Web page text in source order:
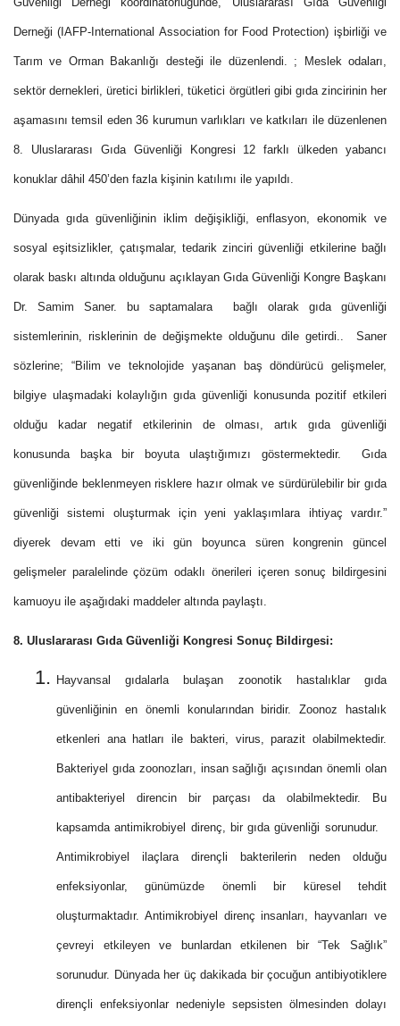
Derneği (IAFP-International Association for Food Protection) işbirliği ve
Tarım ve Orman Bakanlığı desteği ile düzenlendi. ; Meslek odaları,
sektör dernekleri, üretici birlikleri, tüketici örgütleri gibi gıda zincirinin her
aşamasını temsil eden 36 kurumun varlıkları ve katkıları ile düzenlenen
8. Uluslararası Gıda Güvenliği Kongresi 12 farklı ülkeden yabancı
konuklar dâhil 450’den fazla kişinin katılımı ile yapıldı.
Dünyada gıda güvenliğinin iklim değişikliği, enflasyon, ekonomik ve
sosyal eşitsizlikler, çatışmalar, tedarik zinciri güvenliği etkilerine bağlı
olarak baskı altında olduğunu açıklayan Gıda Güvenliği Kongre Başkanı
Dr. Samim Saner. bu saptamalara bağlı olarak gıda güvenliği
sistemlerinin, risklerinin de değişmekte olduğunu dile getirdi.. Saner
sözlerine; “Bilim ve teknolojide yaşanan baş döndürücü gelişmeler,
bilgiye ulaşmadaki kolaylığın gıda güvenliği konusunda pozitif etkileri
olduğu kadar negatif etkilerinin de olması, artık gıda güvenliği
konusunda başka bir boyuta ulaştığımızı göstermektedir. Gıda
güvenliğinde beklenmeyen risklere hazır olmak ve sürdürülebilir bir gıda
güvenliği sistemi oluşturmak için yeni yaklaşımlara ihtiyaç vardır.”
diyerek devam etti ve iki gün boyunca süren kongrenin güncel
gelişmeler paralelinde çözüm odaklı önerileri içeren sonuç bildirgesini
kamuoyu ile aşağıdaki maddeler altında paylaştı.
8. Uluslararası Gıda Güvenliği Kongresi Sonuç Bildirgesi:
Hayvansal gıdalarla bulaşan zoonotik hastalıklar gıda
güvenliğinin en önemli konularından biridir.Zoonoz hastalık
etkenleri ana hatları ile bakteri, virus, parazit olabilmektedir.
Bakteriyel gıda zoonozları, insan sağlığı açısından önemli olan
antibakteriyel direncin bir parçası da olabilmektedir. Bu
kapsamda antimikrobiyel direnç, bir gıda güvenliği sorunudur.
Antimikrobiyel ilaçlara dirençli bakterilerin neden olduğu
enfeksiyonlar, günümüzde önemli bir küresel tehdit
oluşturmaktadır. Antimikrobiyel direnç insanları, hayvanları ve
çevreyi etkileyen ve bunlardan etkilenen bir “Tek Sağlık”
sorunudur. Dünyada her üç dakikada bir çocuğun antibiyotiklere
dirençli enfeksiyonlar nedeniyle sepsisten ölmesinden dolayı